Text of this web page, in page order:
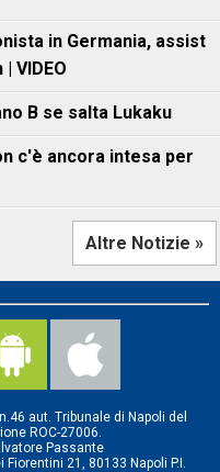
in Germania, assist
VIDEO
B se salta Lukaku
c'è ancora intesa per
Altre Notizie »
aut. Tribunale di Napoli del
ROC-27006.
Passante
21, 80133 Napoli P.I.